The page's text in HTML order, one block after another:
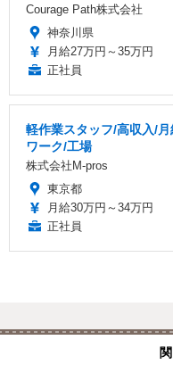
Courage Path株式会社
神奈川県
月給27万円～35万円
正社員
軽作業スタッフ/高収入/
ワーク/工場
株式会社M-pros
東京都
月給30万円～34万円
正社員